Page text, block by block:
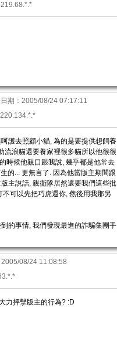
219.68.*.*
期： 2005/08/24 07:17:11
220.134.*.*
護去照顧小貓, 為的是要提供想飼養
流浪貓還要養家裡很多貓所以他很很
時候他親口跟我說, 幾乎都是他常去
的... 更無言了. 因為他當版主期間跟
主說話, 親衛隊居然還要我們這些批
可以先把巧虎還你, 然後用我那另
的事情, 我們發現最進的詐騙集團手
2005/08/24 11:08:58
力抨擊版主的行為? :D